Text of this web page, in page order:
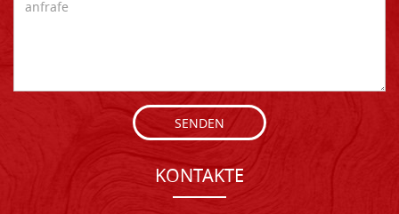
SENDEN
KONTAKTE